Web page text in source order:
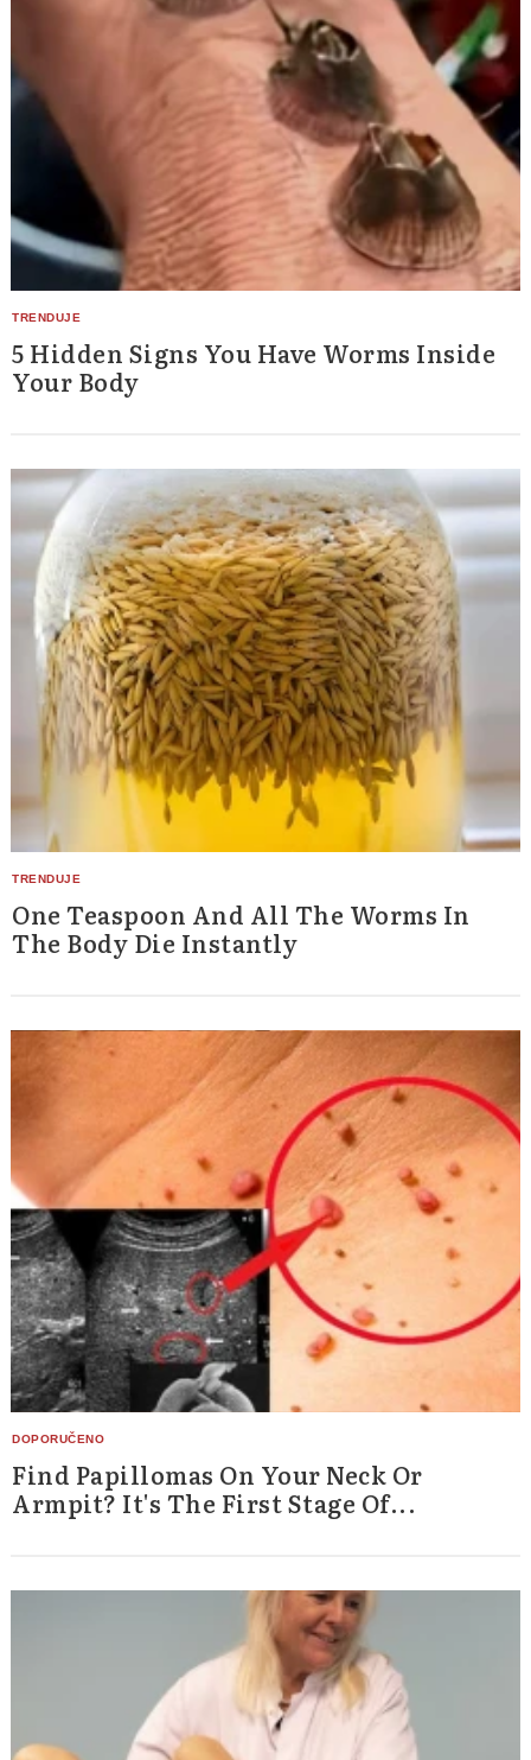
5 Hidden Signs You Have Worms Inside
Your Body
One Teaspoon And All The Worms In
The Body Die Instantly
Find Papillomas On Your Neck Or
Armpit? It's The First Stage Of...